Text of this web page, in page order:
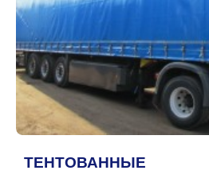
ТЕНТОВАННЫЕ